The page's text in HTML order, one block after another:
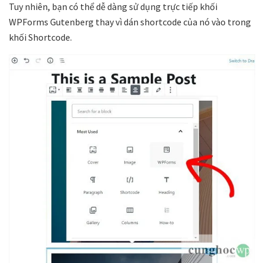
Tuy nhiên, bạn có thể dễ dàng sử dụng trực tiếp khối
WPForms Gutenberg thay vì dán shortcode của nó vào trong
khối Shortcode.